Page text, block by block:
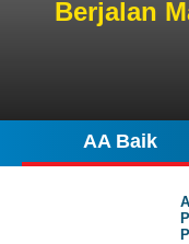
Berjalan
AA Baik